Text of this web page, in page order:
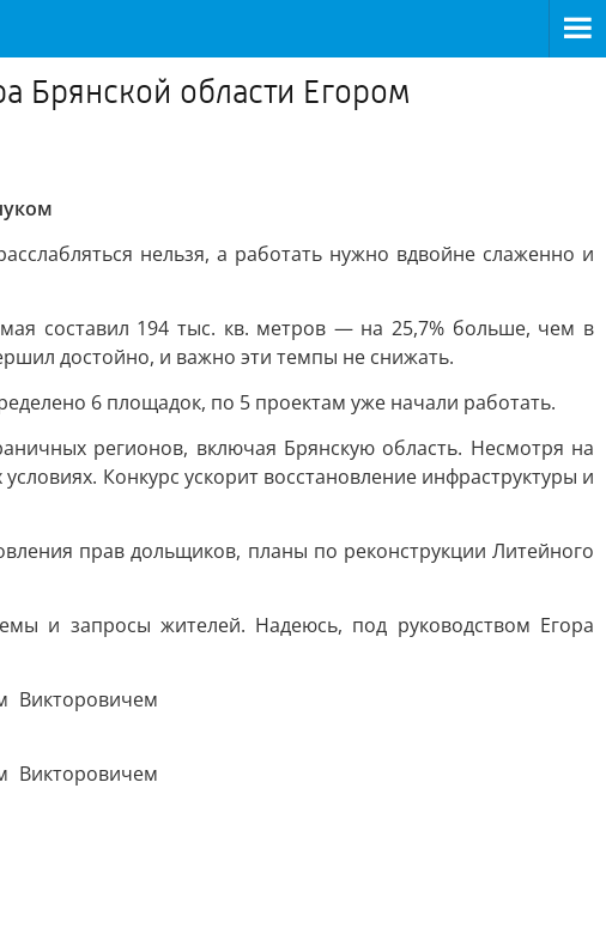
Брянской области Егором
нельзя, а работать нужно вдвойне слаженно и
составил 194 тыс. кв. метров — на 25,7% больше, чем в
достойно, и важно эти темпы не снижать.
6 площадок, по 5 проектам уже начали работать.
регионов, включая Брянскую область. Несмотря на
Конкурс ускорит восстановление инфраструктуры и
прав дольщиков, планы по реконструкции Литейного
и запросы жителей. Надеюсь, под руководством Егора